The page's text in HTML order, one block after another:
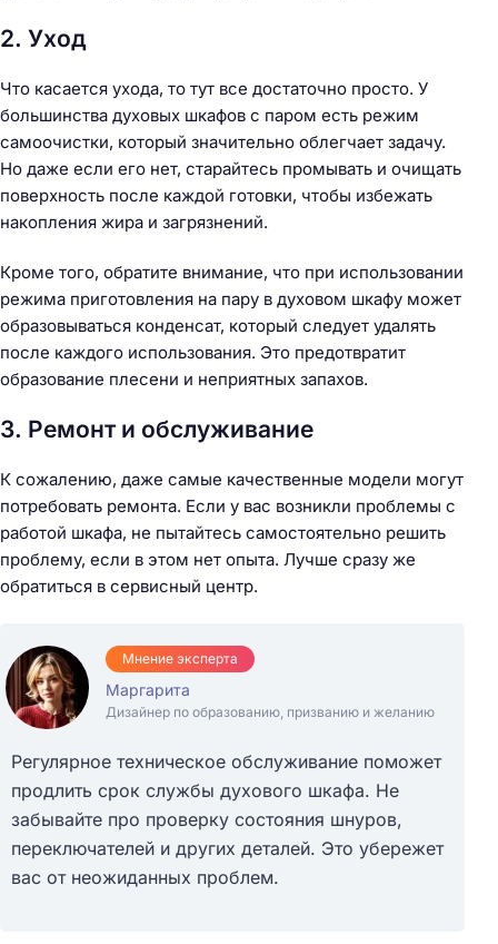
2. Уход
Что касается ухода, то тут все достаточно просто. У
большинства духовых шкафов с паром есть режим
самоочистки, который значительно облегчает задачу.
Но даже если его нет, старайтесь промывать и очищать
поверхность после каждой готовки, чтобы избежать
накопления жира и загрязнений.
Кроме того, обратите внимание, что при использовании
режима приготовления на пару в духовом шкафу может
образовываться конденсат, который следует удалять
после каждого использования. Это предотвратит
образование плесени и неприятных запахов.
3. Ремонт и обслуживание
К сожалению, даже самые качественные модели могут
потребовать ремонта. Если у вас возникли проблемы с
работой шкафа, не пытайтесь самостоятельно решить
проблему, если в этом нет опыта. Лучше сразу же
обратиться в сервисный центр.
Мнение эксперта
Маргарита
Дизайнер по образованию, призванию и желанию
Регулярное техническое обслуживание поможет
продлить срок службы духового шкафа. Не
забывайте про проверку состояния шнуров,
переключателей и других деталей. Это убережет
вас от неожиданных проблем.
Н
й
т
и
: